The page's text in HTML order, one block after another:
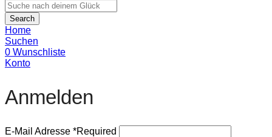
Search
Home
Suchen
0 Wunschliste
Konto
Anmelden
E-Mail Adresse *Required